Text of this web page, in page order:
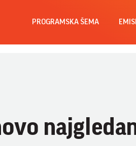
PROGRAMSKA ŠEMA